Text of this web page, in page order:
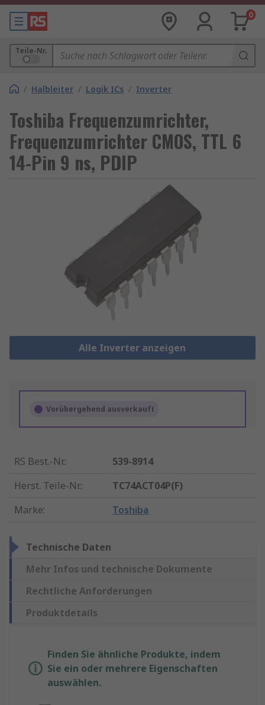
0
Teile-Nr.
/ Halbleiter / Logik ICs / Inverter
Toshiba Frequenzumrichter,
Frequenzumrichter CMOS, TTL 6
14-Pin 9 ns, PDIP
Alle Inverter anzeigen
Vorübergehend ausverkauft
RS Best.-Nr.:
539-8914
Herst. Teile-Nr.:
TC74ACT04P(F)
Marke: Toshiba
Technische Daten
Mehr Infos und technische Dokumente
Rechtliche Anforderungen
Produktdetails
Finden Sie ähnliche Produkte, indem
Sie ein oder mehrere Eigenschaften
auswählen.